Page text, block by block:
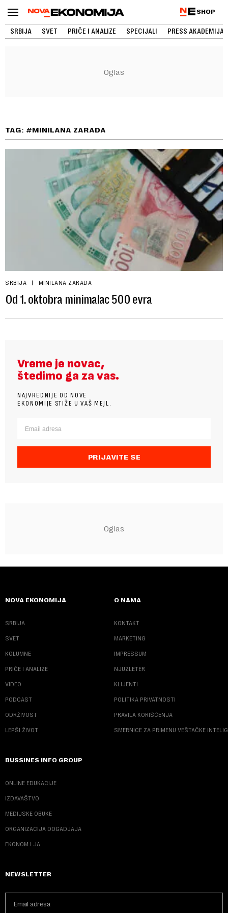
SHOP
SRBIJA SVET PRIČE I ANALIZE SPECIJALI PRESS AKADEMIJA
TAG: #MINILANA ZARADA
SRBIJA MINILANA ZARADA
Od 1. oktobra minimalac 500 evra
Vreme je novac,
štedimo ga za vas.
NAJVREDNIJE OD NOVE
EKONOMIJE STIŽE U VAŠ MEJL.
PRIJAVITE SE
NOVA EKONOMIJA
SRBIJA
SVET
KOLUMNE
PRIČE I ANALIZE
VIDEO
PODCAST
ODRŽIVOST
LEPŠI ŽIVOT
O NAMA
KONTAKT
MARKETING
IMPRESSUM
NJUZLETER
KLIJENTI
POLITIKA PRIVATNOSTI
PRAVILA KORIŠĆENJA
SMERNICE ZA PRIMENU VEŠTAČKE
BUSSINES INFO GROUP
ONLINE EDUKACIJE
IZDAVAŠTVO
MEDIJSKE OBUKE
ORGANIZACIJA DOGADJAJA
EKONOM I JA
NEWSLETTER